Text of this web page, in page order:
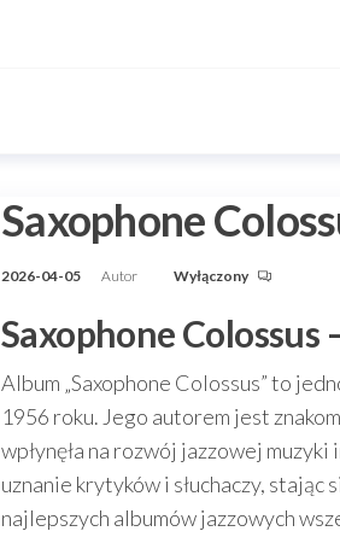
Saxophone
2026-04-05 Autor Wyłączony
Saxophone
Album „Saxophone Colossus” to
1956 roku. Jego autorem jest
wpłynęła na rozwój jazzowej
uznanie krytyków i słuchaczy,
najlepszych albumów jazzowych